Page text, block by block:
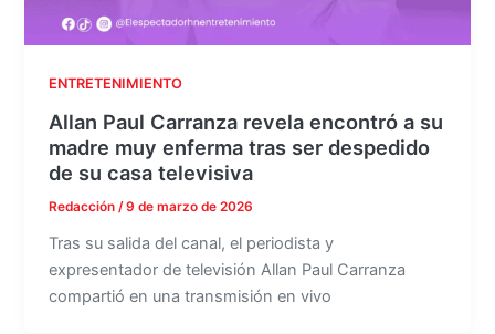
ENTRETENIMIENTO
Allan Paul Carranza revela encontró a su
madre muy enferma tras ser despedido
de su casa televisiva
Redacción /9 de marzo de 2026
Tras su salida del canal, el periodista y
expresentador de televisión Allan Paul Carranza
compartió en una transmisión en vivo